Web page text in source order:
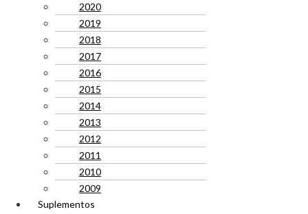
2020
2019
2018
2017
2016
2015
2014
2013
2012
2011
2010
2009
Suplementos